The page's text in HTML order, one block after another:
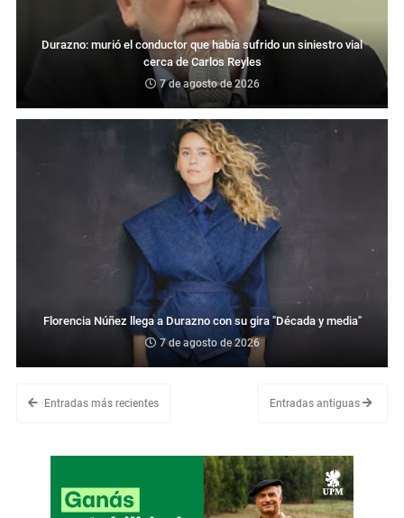
Durazno: murió el conductor que había sufrido un siniestro vial
cerca de Carlos Reyles
7 de agosto de 2026
Florencia Núñez llega a Durazno con su gira "Década y media"
7 de agosto de 2026
Entradas más recientes Entradas antiguas